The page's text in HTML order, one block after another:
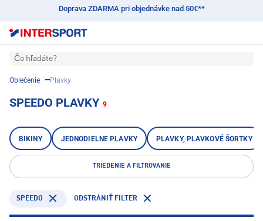
Doprava ZDARMA pri objednávke nad 50€**
Čo hľadáte?
Oblečenie Plavky
SPEEDO PLAVKY 9
BIKINY JEDNODIELNE PLAVKY PLAVKY, PLAVKOVÉ ŠORTKY
TRIEDENIE A FILTROVANIE
SPEEDO ODSTRÁNIŤ FILTER